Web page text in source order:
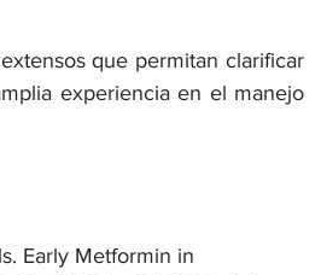
que permitan clarificar
experiencia en el manejo
Early Metformin in